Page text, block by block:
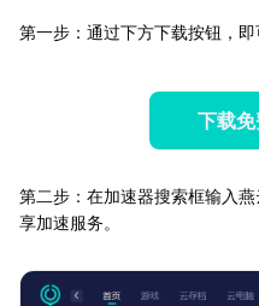
第一步：通过下方下载按钮，
下载
第二步：在加速器搜索框输入
享加速服务。